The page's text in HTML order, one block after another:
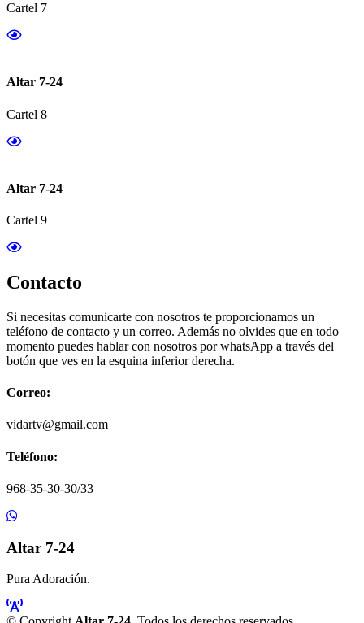
Cartel 7
Altar 7-24
Cartel 8
Altar 7-24
Cartel 9
Contacto
Si necesitas comunicarte con nosotros te proporcionamos un
teléfono de contacto y un correo. Además no olvides que en todo
momento puedes hablar con nosotros por whatsApp a través del
botón que ves en la esquina inferior derecha.
Correo:
vidartv@gmail.com
Teléfono:
968-35-30-30/33
Altar 7-24
Pura Adoración.